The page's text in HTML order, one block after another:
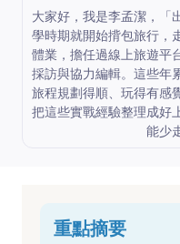
大家好，我是李孟潔，「
學時期就開始揹包旅行，
體業，擔任過線上旅遊平
採訪與協力編輯。這些年
旅程規劃得順、玩得有感
把這些實戰經驗整理成好
能少
重點摘要